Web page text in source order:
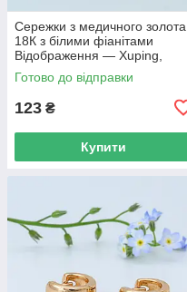
Сережки з медичного золота
18К з білими фіанітами
Відображення — Xuping,
15×9 мм, 2.8 г, арт. 59402
Готово до відправки
123 ₴
Купити